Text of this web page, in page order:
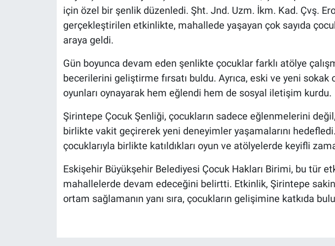
için özel bir şenlik düzenledi. Şht. Jnd. Uzm. İkm. Kad. Çvş.
gerçekleştirilen etkinlikte, mahallede yaşayan çok sayıda
araya geldi.
Gün boyunca devam eden şenlikte çocuklar farklı atölye
becerilerini geliştirme fırsatı buldu. Ayrıca, eski ve yeni sokak
oyunları oynayarak hem eğlendi hem de sosyal iletişim kurdu.
Şirintepe Çocuk Şenliği, çocukların sadece eğlenmelerini
birlikte vakit geçirerek yeni deneyimler yaşamalarını
çocuklarıyla birlikte katıldıkları oyun ve atölyelerde keyifli
Eskişehir Büyükşehir Belediyesi Çocuk Hakları Birimi, bu tür
mahallelerde devam edeceğini belirtti. Etkinlik, Şirintepe
ortam sağlamanın yanı sıra, çocukların gelişimine katkıda